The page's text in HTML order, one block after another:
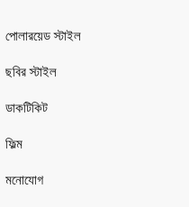
পোলারয়েড স্টাইল
ছবির স্টাইল
ডাকটিকিট
ফিল্ম
মনোযোগ